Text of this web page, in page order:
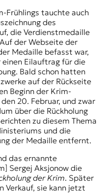
Frühlings tauchte auch
des
die Verdienstmedaille
der Webseite der
Medaille befasst war,
Eilauftrag für die
Bald schon hatten
auf der Rückseite
Beginn der Krim-
20. Februar, und zwar
über die Rückholung
zu diesem Thema
und die
der Medaille entfernt.
das ernannte
Sergej Aksjonow die
der Krim. Später
Verkauf, sie kann jetzt